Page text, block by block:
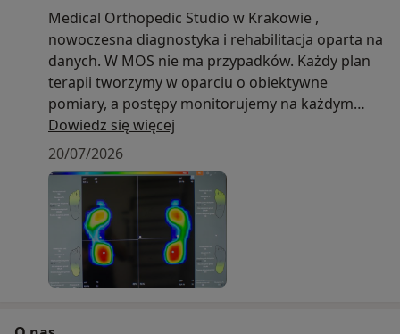
Medical Orthopedic Studio w Krakowie ,
nowoczesna diagnostyka i rehabilitacja oparta na
danych. W MOS nie ma przypadków. Każdy plan
terapii tworzymy w oparciu o obiektywne
pomiary, a postępy monitorujemy na każdym
etapie leczenia. Łączymy kompetencje lekarza
ortopedy (USG na miejscu), zaawansowaną
analizę funkcjonalną oraz trening z
biofeedbackiem. Nasz proces jest spójny i
powtarzalny: pomiar → plan → biofeedback →
raport → ponowny pomiar. Dzięki temu decyzje
podejmujemy na podstawie liczb, a nie
przeczucia, a pacjent od pierwszej wizyty rozumie
Dowiedz się więcej
20/07/2026